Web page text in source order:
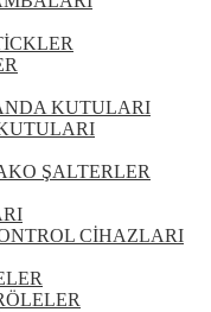
KUTULARI
ŞALTERLER
CİHAZLARI